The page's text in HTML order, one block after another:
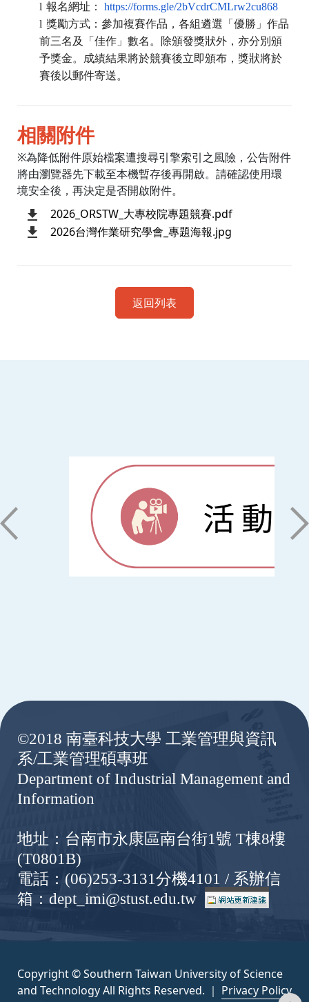
l 報名網址： https://forms.gle/2bVcdrCMLrw2cu868
l 獎勵方式：參加複賽作品，各組遴選「優勝」作品
前三名及「佳作」 數名。除頒發獎狀外，亦分別頒
予獎金。
成績結果將於競賽後立即頒布，獎狀將於
賽後以郵件寄送。
相關附件
※為降低附件原始檔案遭搜尋引擎索引之風險，公告附件
將由瀏覽器先下載至本機暫存後再開啟。請確認使用環
境安全後，再決定是否開啟附件。
2026_ORSTW_大專校院專題競賽.pdf
2026台灣作業研究學會_專題海報.jpg
返回列表
©2018 南臺科技大學 工業管理與資訊
系/工業管理碩專班
Department of Industrial Management and
Information
地址：台南市永康區南台街1號 T棟8樓
(T0801B)
電話：(06)253-3131分機4101 / 系辦信
箱：dept_imi@stust.edu.tw
Copyright © Southern Taiwan University of Science
and Technology All Rights Reserved. ｜ Privacy Policy